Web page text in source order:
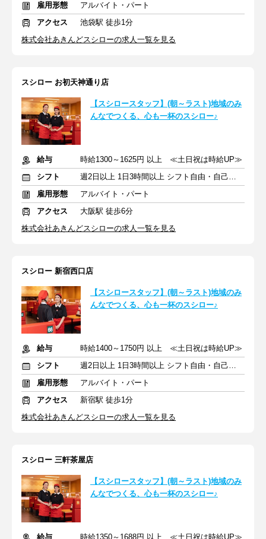
雇用形態
アルバイト・パート
アクセス
池袋駅 徒歩1分
株式会社あきんどスシローの求人一覧を見る
スシロー お初天神通り店
【スシロースタッフ】(朝～ラスト)地域のみ
んなでつくる、心も一杯のスシロー♪
給与
時給1300～1625円 以上 ≪土日祝は時給UP≫
シフト
週2日以上 1日3時間以上 シフト自由・自己申告
雇用形態
アルバイト・パート
アクセス
大阪駅 徒歩6分
株式会社あきんどスシローの求人一覧を見る
スシロー 新宿西口店
【スシロースタッフ】(朝～ラスト)地域のみ
んなでつくる、心も一杯のスシロー♪
給与
時給1400～1750円 以上 ≪土日祝は時給UP≫
シフト
週2日以上 1日3時間以上 シフト自由・自己申告
雇用形態
アルバイト・パート
アクセス
新宿駅 徒歩1分
株式会社あきんどスシローの求人一覧を見る
スシロー 三軒茶屋店
【スシロースタッフ】(朝～ラスト)地域のみ
んなでつくる、心も一杯のスシロー♪
給与 時給1350～1688円 以上 ≪土日祝は時給UP≫